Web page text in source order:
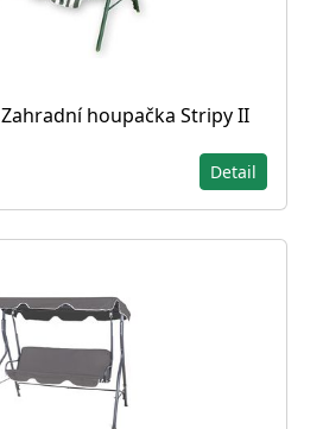
houpačka Stripy II
Detail